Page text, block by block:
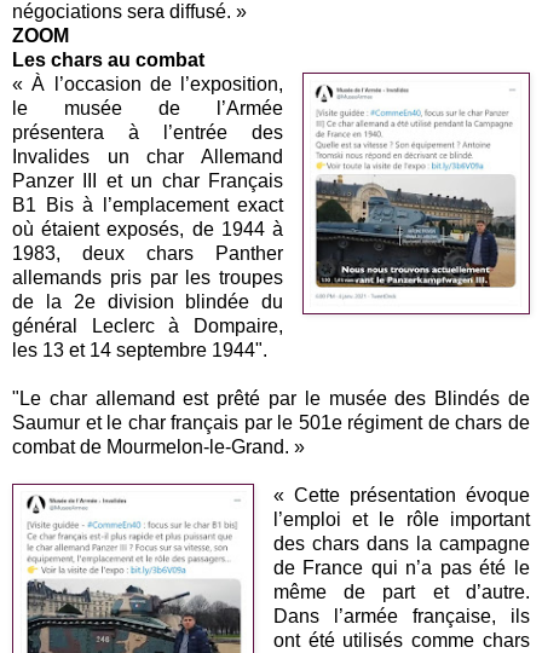
négociations sera diffusé. »
ZOOM
Les chars au combat
« À l’occasion de l’exposition,
le musée de l’Armée
présentera à l’entrée des
Invalides un char Allemand
Panzer III et un char Français
B1 Bis à l’emplacement exact
où étaient exposés, de 1944 à
1983, deux chars Panther
allemands pris par les troupes
de la 2e division blindée du
général Leclerc à Dompaire,
les 13 et 14 septembre 1944".
"Le char allemand est prêté par le musée des Blindés de
Saumur et le char français par le 501e régiment de chars de
combat de Mourmelon-le-Grand. »
« Cette présentation évoque
l’emploi et le rôle important
des chars dans la campagne
de France qui n’a pas été le
même de part et d’autre.
Dans l’armée française, ils
ont été utilisés comme chars